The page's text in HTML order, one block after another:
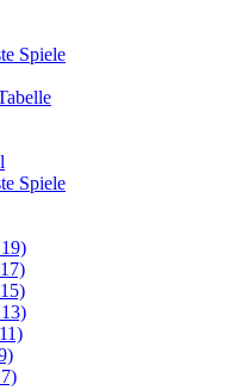
Spiele
Spiele